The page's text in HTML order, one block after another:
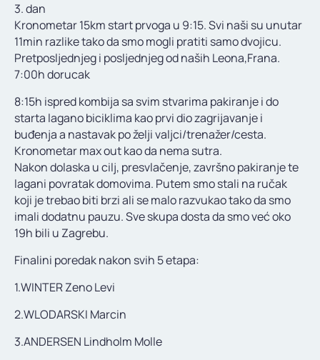
3. dan
Kronometar 15km start prvoga u 9:15. Svi naši su unutar
11min razlike tako da smo mogli pratiti samo dvojicu.
Pretposljednjeg i posljednjeg od naših Leona,Frana.
7:00h dorucak
8:15h ispred kombija sa svim stvarima pakiranje i do
starta lagano biciklima kao prvi dio zagrijavanje i
buđenja a nastavak po želji valjci/trenažer/cesta.
Kronometar max out kao da nema sutra.
Nakon dolaska u cilj, presvlačenje, završno pakiranje te
lagani povratak domovima. Putem smo stali na ručak
koji je trebao biti brzi ali se malo razvukao tako da smo
imali dodatnu pauzu. Sve skupa dosta da smo već oko
19h bili u Zagrebu.
Finalini poredak nakon svih 5 etapa:
1.WINTER Zeno Levi
2.WLODARSKI Marcin
3.ANDERSEN Lindholm Molle